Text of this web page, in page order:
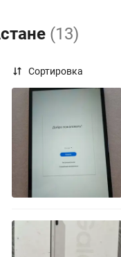
(13)
Сортировка